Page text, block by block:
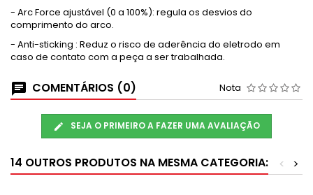
- Arc Force ajustável (0 a 100%): regula os desvios do
comprimento do arco.
- Anti-sticking : Reduz o risco de aderência do eletrodo em
caso de contato com a peça a ser trabalhada.
COMENTÁRIOS (0) Nota
SEJA O PRIMEIRO A FAZER UMA AVALIAÇÃO
14 OUTROS PRODUTOS NA MESMA CATEGORIA: >
<